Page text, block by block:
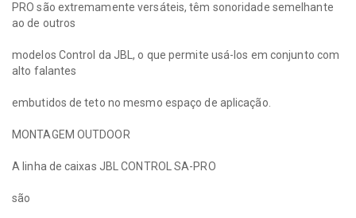
PRO são extremamente versáteis, têm sonoridade semelhante
ao de outros
modelos Control da JBL, o que permite usá-los em conjunto com
alto falantes
embutidos de teto no mesmo espaço de aplicação.
MONTAGEM OUTDOOR
A linha de caixas JBL CONTROL SA-PRO
são